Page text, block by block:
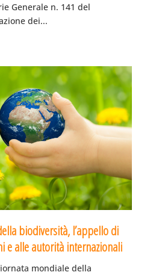
Generale n. 141 del
dei...
biodiversità, l’appello di
e alle autorità internazionali
mondiale della